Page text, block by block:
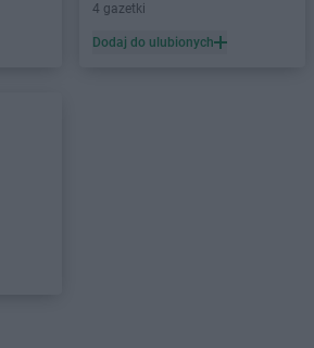
4 gazetki
Dodaj do ulubionych